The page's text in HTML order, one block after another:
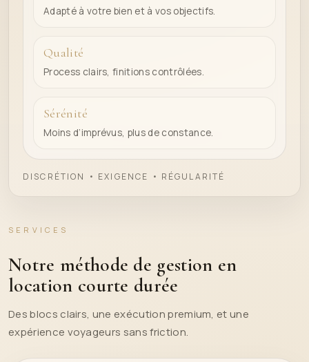
Adapté à votre bien et à vos objectifs.
Qualité
Process clairs, finitions contrôlées.
Sérénité
Moins d’imprévus, plus de constance.
DISCRÉTION • EXIGENCE • RÉGULARITÉ
SERVICES
Notre méthode de gestion en
location courte durée
Des blocs clairs, une exécution premium, et une
expérience voyageurs sans friction.